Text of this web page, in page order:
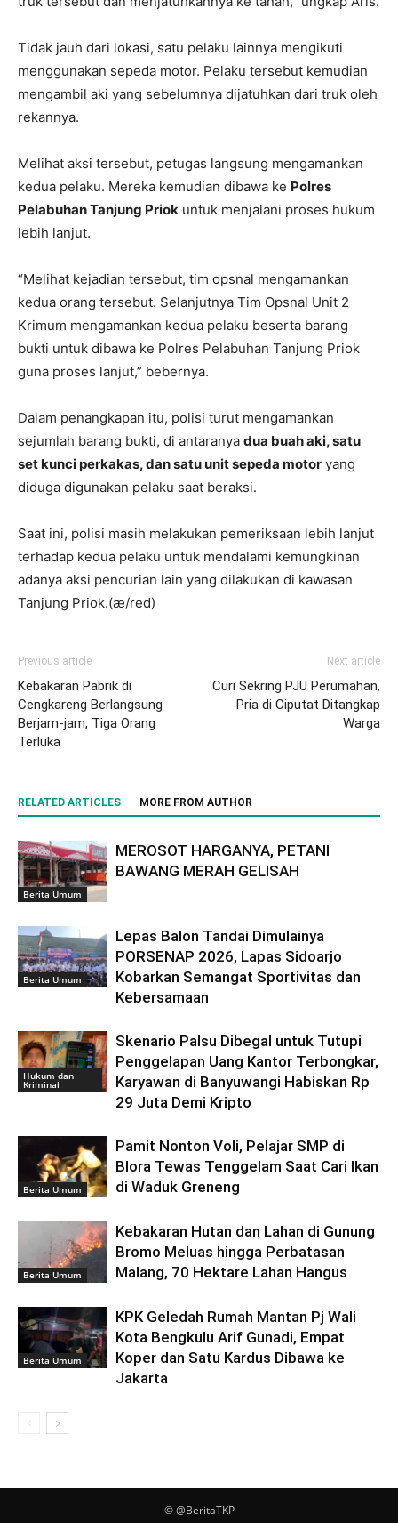
Tidak jauh dari lokasi, satu pelaku lainnya mengikuti
menggunakan sepeda motor. Pelaku tersebut kemudian
mengambil aki yang sebelumnya dijatuhkan dari truk oleh
rekannya.
Melihat aksi tersebut, petugas langsung mengamankan
kedua pelaku. Mereka kemudian dibawa ke Polres
Pelabuhan Tanjung Priok untuk menjalani proses hukum
lebih lanjut.
“Melihat kejadian tersebut, tim opsnal mengamankan
kedua orang tersebut. Selanjutnya Tim Opsnal Unit 2
Krimum mengamankan kedua pelaku beserta barang
bukti untuk dibawa ke Polres Pelabuhan Tanjung Priok
guna proses lanjut,” bebernya.
Dalam penangkapan itu, polisi turut mengamankan
sejumlah barang bukti, di antaranya dua buah aki, satu
set kunci perkakas, dan satu unit sepeda motor yang
diduga digunakan pelaku saat beraksi.
Saat ini, polisi masih melakukan pemeriksaan lebih lanjut
terhadap kedua pelaku untuk mendalami kemungkinan
adanya aksi pencurian lain yang dilakukan di kawasan
Tanjung Priok.(æ/red)
Previous article
Kebakaran Pabrik di
Cengkareng Berlangsung
Berjam-jam, Tiga Orang
Terluka
Next article
Curi Sekring PJU Perumahan,
Pria di Ciputat Ditangkap
Warga
RELATED ARTICLES MORE FROM AUTHOR
Berita Umum
MEROSOT HARGANYA, PETANI
BAWANG MERAH GELISAH
Berita Umum
Lepas Balon Tandai Dimulainya
PORSENAP 2026, Lapas Sidoarjo
Kobarkan Semangat Sportivitas dan
Kebersamaan
Hukum dan
Kriminal
Skenario Palsu Dibegal untuk Tutupi
Penggelapan Uang Kantor Terbongkar,
Karyawan di Banyuwangi Habiskan Rp
29 Juta Demi Kripto
Berita Umum
Pamit Nonton Voli, Pelajar SMP di
Blora Tewas Tenggelam Saat Cari Ikan
di Waduk Greneng
Berita Umum
Kebakaran Hutan dan Lahan di Gunung
Bromo Meluas hingga Perbatasan
Malang, 70 Hektare Lahan Hangus
Berita Umum
KPK Geledah Rumah Mantan Pj Wali
Kota Bengkulu Arif Gunadi, Empat
Koper dan Satu Kardus Dibawa ke
Jakarta
© @BeritaTKP